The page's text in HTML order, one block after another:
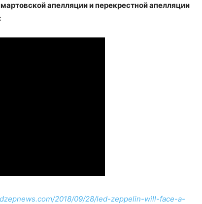
апелляции и перекрестной апелляции
2018/09/28/led-zeppelin-will-face-a-